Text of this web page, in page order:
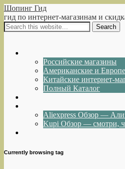
Шопинг Гид
гид по интернет-магазинам и
Российские магазины
Американские и
Китайские интернет-
Полный Каталог
Aliexpress Обзор —
Kupi Обзор — смотри,
Currently browsing tag